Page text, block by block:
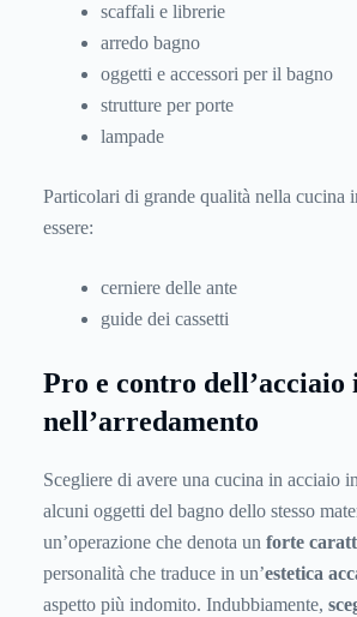
scaffali e librerie
arredo bagno
oggetti e accessori per il bagno
strutture per porte
lampade
Particolari di grande qualità nella cucina
essere:
cerniere delle ante
guide dei cassetti
Pro e contro dell’acciaio
nell’arredamento
Scegliere di avere una cucina in acciaio
alcuni oggetti del bagno dello stesso
un’operazione che denota un forte
personalità che traduce in un’estetica
aspetto più indomito. Indubbiamente,